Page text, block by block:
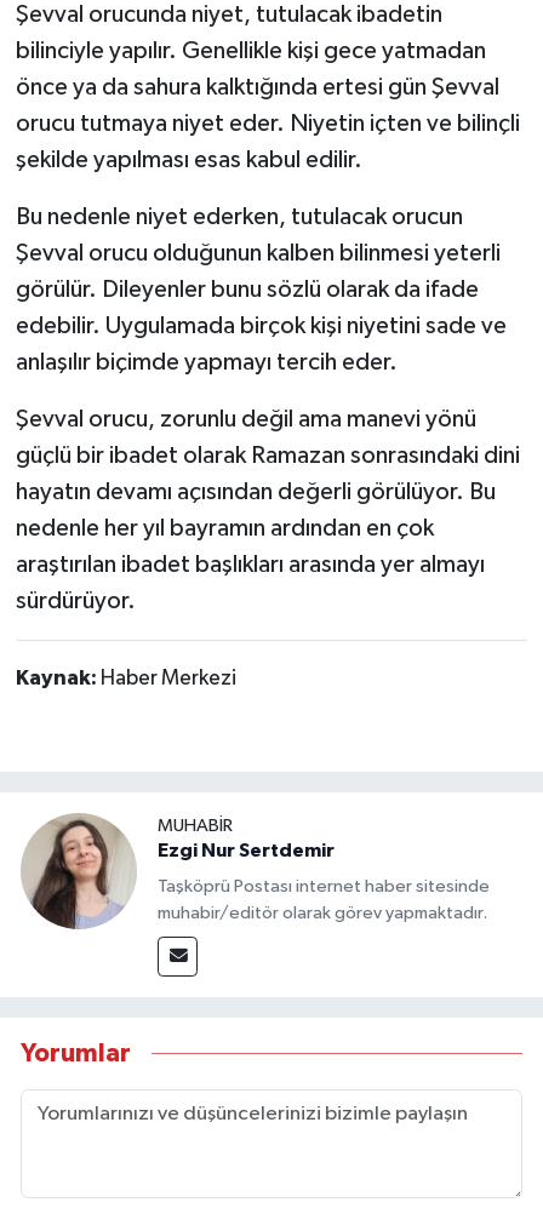
Şevval orucunda niyet, tutulacak ibadetin
bilinciyle yapılır. Genellikle kişi gece yatmadan
önce ya da sahura kalktığında ertesi gün Şevval
orucu tutmaya niyet eder. Niyetin içten ve bilinçli
şekilde yapılması esas kabul edilir.
Bu nedenle niyet ederken, tutulacak orucun
Şevval orucu olduğunun kalben bilinmesi yeterli
görülür. Dileyenler bunu sözlü olarak da ifade
edebilir. Uygulamada birçok kişi niyetini sade ve
anlaşılır biçimde yapmayı tercih eder.
Şevval orucu, zorunlu değil ama manevi yönü
güçlü bir ibadet olarak Ramazan sonrasındaki dini
hayatın devamı açısından değerli görülüyor. Bu
nedenle her yıl bayramın ardından en çok
araştırılan ibadet başlıkları arasında yer almayı
sürdürüyor.
Kaynak: Haber Merkezi
MUHABİR
Ezgi Nur Sertdemir
Taşköprü Postası internet haber sitesinde
muhabir/editör olarak görev yapmaktadır.
Yorumlar